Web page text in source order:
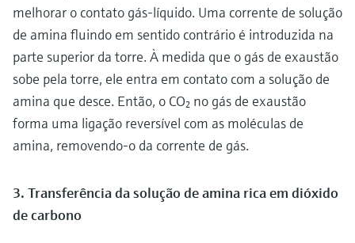
melhorar o contato gás-líquido. Uma corrente de solução
de amina fluindo em sentido contrário é introduzida na
parte superior da torre. À medida que o gás de exaustão
sobe pela torre, ele entra em contato com a solução de
amina que desce. Então, o CO₂ no gás de exaustão
forma uma ligação reversível com as moléculas de
amina, removendo-o da corrente de gás.
3. Transferência da solução de amina rica em dióxido
de carbono